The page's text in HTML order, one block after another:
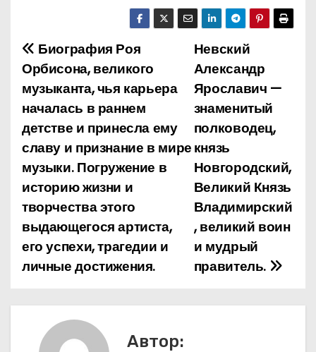
Н
а
в
и
г
а
ц
и
Невский
Александр
Ярославич —
знаменитый
полководец,
князь
Новгородский,
Великий Князь
Владимирский
, великий воин
и мудрый
правитель.
Биография Роя
Орбисона, великого
музыканта, чья карьера
началась в раннем
детстве и принесла ему
славу и признание в мире
музыки. Погружение в
историю жизни и
творчества этого
выдающегося артиста,
его успехи, трагедии и
личные достижения.
Автор: